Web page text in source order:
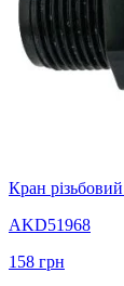
Кран
AKD51968
158 грн